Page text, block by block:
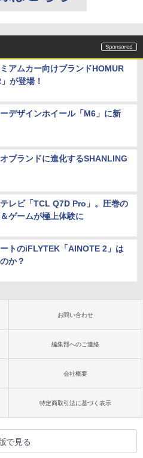
アムカー向けブランドHOMUR
が登場！
デザインホイール「M6」に新
ブランドに進化するSHANLING
レビ「TCL Q7D Pro」。圧巻の
ゲームが極上体験に
トのiFLYTEK「AINOTE 2」は
か？
お問い合わせ
編集部へのご連絡
会社概要
特定商取引法に基づく表示
で見る